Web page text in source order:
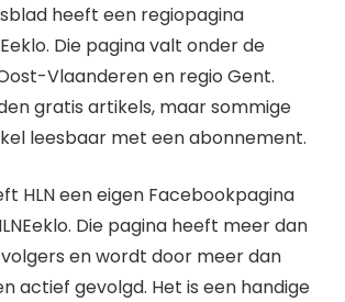
heeft een regiopagina
Die pagina valt onder de
Vlaanderen en regio Gent.
gratis artikels, maar sommige
leesbaar met een abonnement.
HLN een eigen Facebookpagina
Die pagina heeft meer dan
en wordt door meer dan
actief gevolgd. Het is een handige